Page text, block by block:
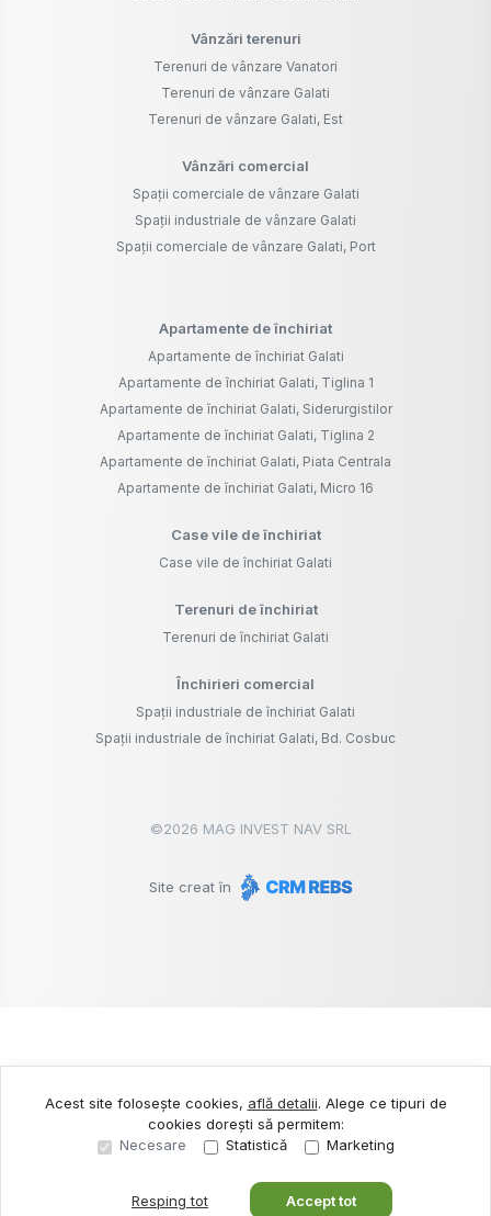
Sună acum Solicită vizionare
Vânzări terenuri
Terenuri de vânzare Vanatori
Terenuri de vânzare Galati
Terenuri de vânzare Galati, Est
Vânzări comercial
Spații comerciale de vânzare Galati
Spații industriale de vânzare Galati
Spații comerciale de vânzare Galati, Port
Apartamente de închiriat
Apartamente de închiriat Galati
Apartamente de închiriat Galati, Tiglina 1
Apartamente de închiriat Galati, Siderurgistilor
Apartamente de închiriat Galati, Tiglina 2
Apartamente de închiriat Galati, Piata Centrala
Apartamente de închiriat Galati, Micro 16
Case vile de închiriat
Case vile de închiriat Galati
Terenuri de închiriat
Terenuri de închiriat Galati
Închirieri comercial
Spații industriale de închiriat Galati
Spații industriale de închiriat Galati, Bd. Cosbuc
©2026 MAG INVEST NAV SRL
Site creat în
Acest site folosește cookies, află detalii. Alege ce tipuri de
cookies dorești să permitem:
Necesare
Statistică Marketing
Resping tot Accept tot